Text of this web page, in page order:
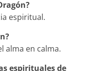
espiritual.
alma en calma.
espirituales de